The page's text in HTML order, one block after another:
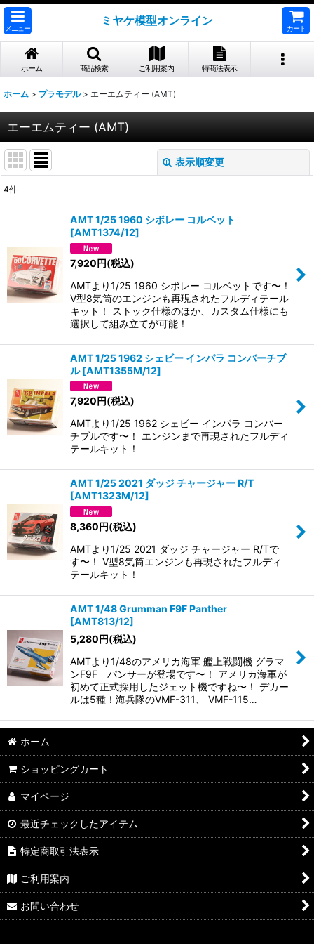
メニュー
ミヤケ模型オンライン
カート
ホーム 商品検索 ご利用案内 特商法表示
ホーム > プラモデル > エーエムティー (AMT)
エーエムティー (AMT)
表示順変更
4件
AMT 1/25 1960 シボレー コルベット
[AMT1374/12]
7,920円(税込)
AMTより1/25 1960 シボレー コルベットです〜！
V型8気筒のエンジンも再現されたフルディテール
キット！ ストック仕様のほか、カスタム仕様にも
選択して組み立てが可能！
AMT 1/25 1962 シェビー インパラ コンバーチブ
ル [AMT1355M/12]
7,920円(税込)
AMTより1/25 1962 シェビー インパラ コンバー
チブルです〜！ エンジンまで再現されたフルディ
テールキット！
AMT 1/25 2021 ダッジ チャージャー R/T
[AMT1323M/12]
8,360円(税込)
AMTより1/25 2021 ダッジ チャージャー R/Tで
す〜！ V型8気筒エンジンも再現されたフルディ
テールキット！
AMT 1/48 Grumman F9F Panther
[AMT813/12]
5,280円(税込)
AMTより1/48のアメリカ海軍 艦上戦闘機 グラマ
ンF9F パンサーが登場です〜！ アメリカ海軍が
初めて正式採用したジェット機ですね〜！ デカー
ルは5種！海兵隊のVMF-311、 VMF-115…
ホーム
ショッピングカート
マイページ
最近チェックしたアイテム
特定商取引法表示
ご利用案内
お問い合わせ